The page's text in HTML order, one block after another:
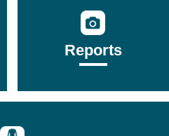
Reports